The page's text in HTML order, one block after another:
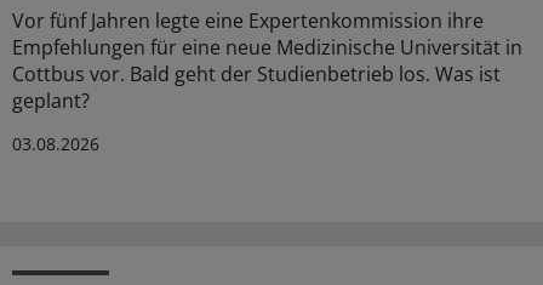
Vor fünf Jahren legte eine Expertenkommission ihre
Empfehlungen für eine neue Medizinische Universität in
Cottbus vor. Bald geht der Studienbetrieb los. Was ist
geplant?
03.08.2026